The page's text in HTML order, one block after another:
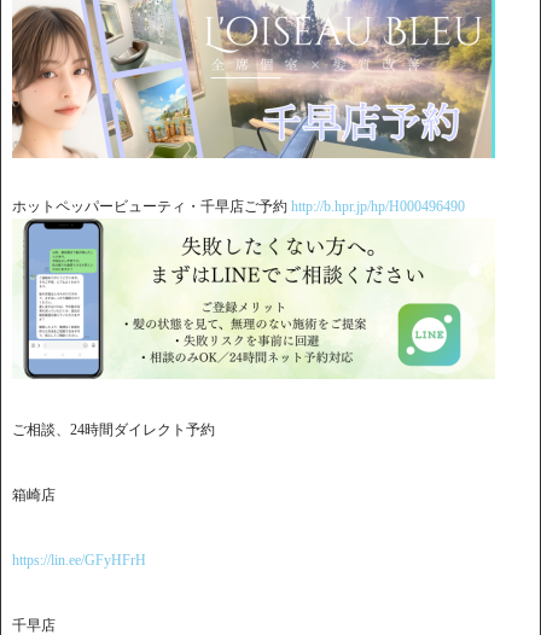
ホットペッパービューティ・千早店ご予約 http://b.hpr.jp/hp/H000496490
ご相談、24時間ダイレクト予約
箱崎店
https://lin.ee/GFyHFrH
千早店